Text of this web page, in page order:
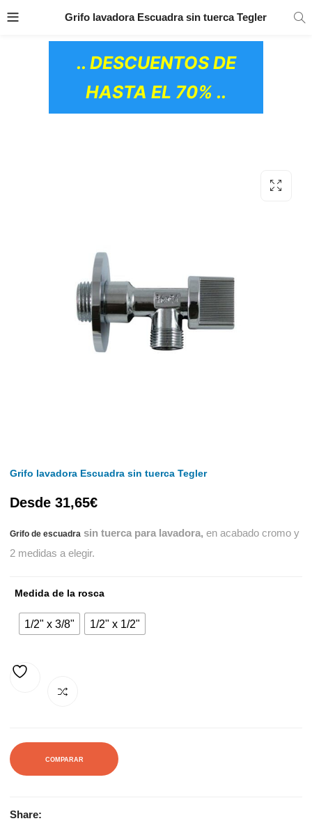
PRODUCTOS
.. DESCUENTOS DE
HASTA EL 70% ..
Grifo lavadora Escuadra sin tuerca Tegler
Grifo lavadora Escuadra sin tuerca Tegler
Desde 31,65€
Grifo de escuadra sin tuerca para lavadora, en acabado cromo y
2 medidas a elegir.
Medida de la rosca
1/2" x 3/8" 1/2" x 1/2"
COMPARAR
Share: